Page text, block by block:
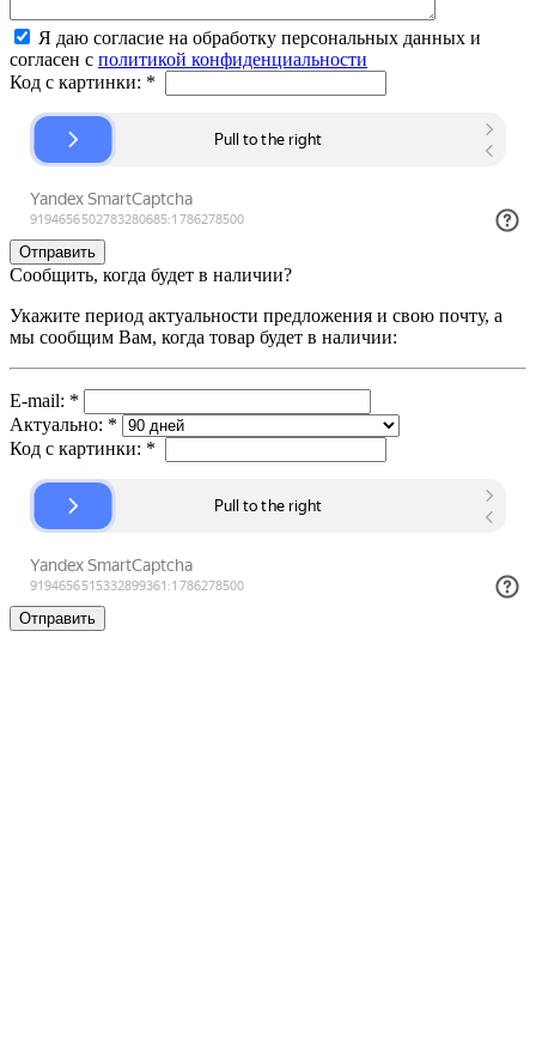
Я даю согласие на обработку персональных данных и
согласен с политикой конфиденциальности
Код с картинки: *
Сообщить, когда будет в наличии?
Укажите период актуальности предложения и свою почту, а
мы сообщим Вам, когда товар будет в наличии:
E-mail: *
Актуально: *
Код с картинки: *